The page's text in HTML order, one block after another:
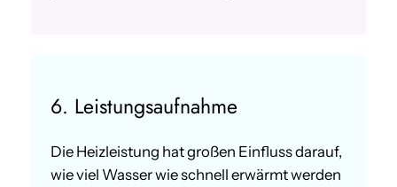
6. Leistungsaufnahme
Die Heizleistung hat großen Einfluss darauf,
wie viel Wasser wie schnell erwärmt werden